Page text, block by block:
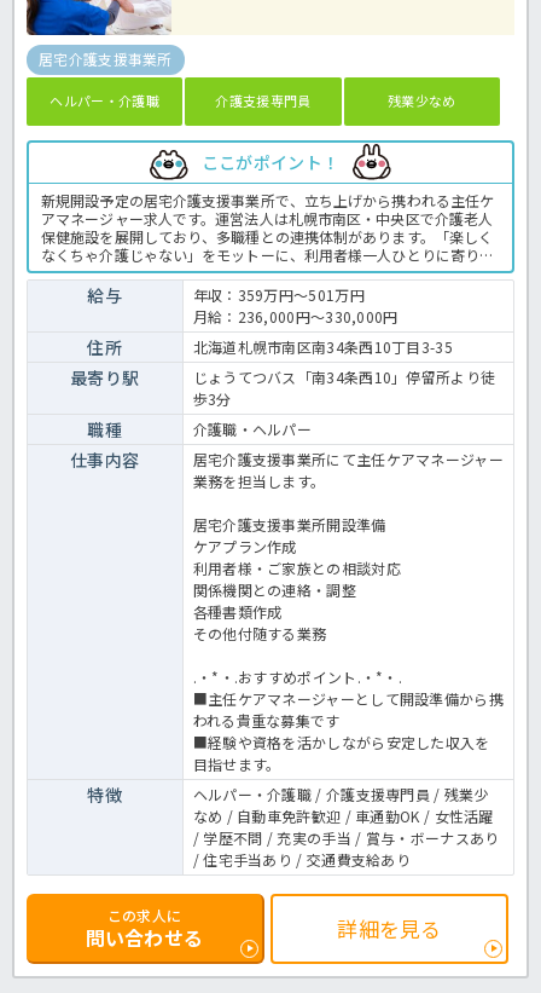
居宅介護支援事業所
ヘルパー・介護職 介護支援専門員 残業少なめ
ここがポイント！
新規開設予定の居宅介護支援事業所で、立ち上げから携われる主任ケ
アマネージャー求人です。運営法人は札幌市南区・中央区で介護老人
保健施設を展開しており、多職種との連携体制があります。「楽しく
なくちゃ介護じゃない」をモットーに、利用者様一人ひとりに寄り添
うサービスを提供しています。職場の雰囲気や仕事内容について詳し
く知りたい方は、見学やご相談からでも歓迎しています。お気軽にお
問い合わせください。新しい事業所づくりに興味がある方や、これま
でのケアマネジメント経験を活かしてステップアップしたい方におす
すめです。介護支援専門員の業務全般です。〈介護支援専門員 正職
員 居宅支援事業所の求人〉
給与
年収：359万円～501万円
月給：236,000円～330,000円
住所 北海道札幌市南区南34条西10丁目3-35
最寄り駅
じょうてつバス「南34条西10」停留所より徒
歩3分
職種 介護職・ヘルパー
仕事内容
居宅介護支援事業所にて主任ケアマネージャー
業務を担当します。
居宅介護支援事業所開設準備
ケアプラン作成
利用者様・ご家族との相談対応
関係機関との連絡・調整
各種書類作成
その他付随する業務
.・*・.おすすめポイント.・*・.
■主任ケアマネージャーとして開設準備から携
われる貴重な募集です
■経験や資格を活かしながら安定した収入を
目指せます。
特徴
ヘルパー・介護職 / 介護支援専門員 / 残業少
なめ / 自動車免許歓迎 / 車通勤OK / 女性活躍
/ 学歴不問 / 充実の手当 / 賞与・ボーナスあり
/ 住宅手当あり / 交通費支給あり
この求人に
問い合わせる 詳細を見る